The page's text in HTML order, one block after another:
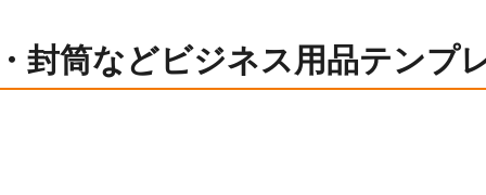
封筒などビジネス用品テンプ